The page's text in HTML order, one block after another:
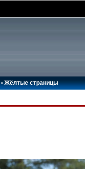
•Жёлтые страницы